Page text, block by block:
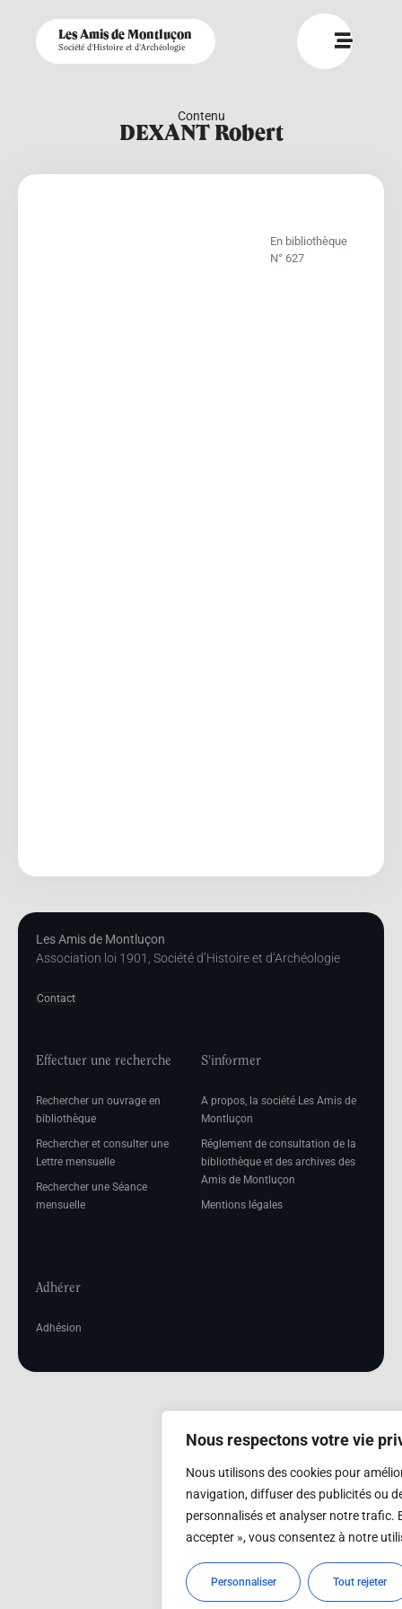
Nous respectons votre vie
Nous utilisons des cookies pour
navigation, diffuser des publicités ou
personnalisés et analyser notre trafic.
accepter », vous consentez à notre
Personnaliser Tout rejeter
Les Amis de Montluçon
Société d'Histoire et d'Archéologie
Contenu
DEXANT Robert
En bibliothèque
N° 627
Les Amis de Montluçon
Association loi 1901, Société d’Histoire et d’Archéologie
Contact
Effectuer une recherche
Rechercher un ouvrage en
bibliothèque
Rechercher et consulter une
Lettre mensuelle
Rechercher une Séance
mensuelle
S'informer
A propos, la société Les Amis de
Montluçon
Réglement de consultation de la
bibliothèque et des archives des
Amis de Montluçon
Mentions légales
Adhérer
Adhésion